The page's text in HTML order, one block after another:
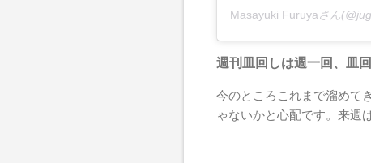
Masayuki Furuyaさん
週刊皿回しは週一回、皿
今のところこれまで溜めて
ゃないかと心配です。来週